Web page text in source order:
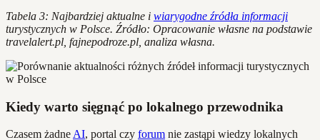
Tabela 3: Najbardziej aktualne i wiarygodne źródła informacji
turystycznych w Polsce. Źródło: Opracowanie własne na podstawie
travelalert.pl, fajnepodroze.pl, analiza własna.
Kiedy warto sięgnąć po lokalnego przewodnika
Czasem żadne AI, portal czy forum nie zastąpi wiedzy lokalnych